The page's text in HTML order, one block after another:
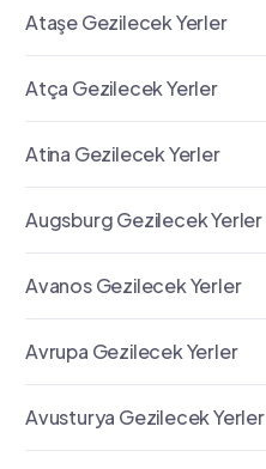
Ataşe Gezilecek Yerler
Atça Gezilecek Yerler
Atina Gezilecek Yerler
Augsburg Gezilecek Yerler
Avanos Gezilecek Yerler
Avrupa Gezilecek Yerler
Avusturya Gezilecek Yerler